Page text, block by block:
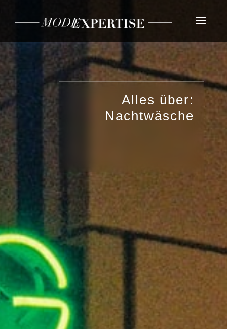
Alles über:
Nachtwäsche